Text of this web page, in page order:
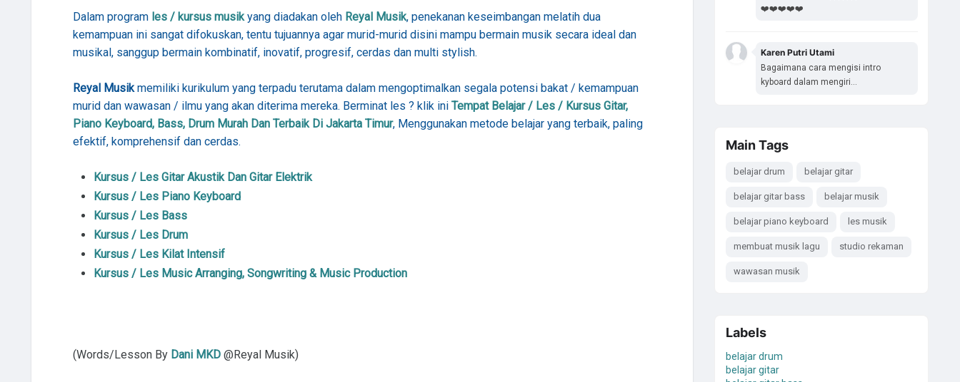
Dalam program les / kursus musikyang diadakan oleh Reyal Musik, penekanan keseimbangan melatih dua
kemampuan ini sangat difokuskan, tentu tujuannya agar murid-murid disini mampu bermain musik secara ideal dan
musikal, sanggup bermain kombinatif, inovatif, progresif, cerdas dan multi stylish.
Reyal Musikmemiliki kurikulum yang terpadu terutama dalam mengoptimalkan segala potensi bakat / kemampuan
murid dan wawasan / ilmu yang akan diterima mereka. Berminat les ? klik ini Tempat Belajar / Les / Kursus Gitar,
Piano Keyboard, Bass, Drum Murah Dan Terbaik Di Jakarta Timur, Menggunakan metode belajar yang terbaik, paling
efektif, komprehensif dan cerdas.
Kursus / Les Gitar Akustik Dan Gitar Elektrik
Kursus / Les Piano Keyboard
Kursus / Les Bass
Kursus / Les Drum
Kursus / Les Kilat Intensif
Kursus / Les Music Arranging, Songwriting & Music Production
(Words/Lesson By Dani MKD@Reyal Musik)
❤️❤️❤️❤️❤️
Karen Putri Utami
Bagaimana cara mengisi intro
kyboard dalam mengiri...
Main Tags
belajar drum belajar gitar
belajar gitar bass belajar musik
belajar piano keyboard les musik
membuat musik lagu studio rekaman
wawasan musik
Labels
belajar drum
belajar gitar